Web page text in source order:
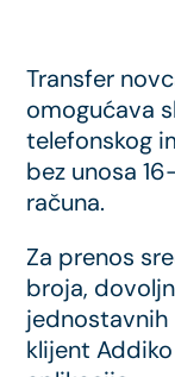
Transfer
omogućava
telefonskog
bez unosa
računa.
Za prenos
broja,
klijent